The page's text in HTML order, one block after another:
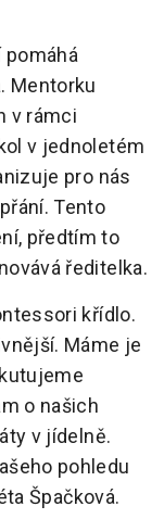
pomáhá
Mentorku
v rámci
v jednoletém
pro nás
Tento
předtím to
ředitelka.
křídlo.
Máme je
o našich
v jídelně.
pohledu
Špačková.